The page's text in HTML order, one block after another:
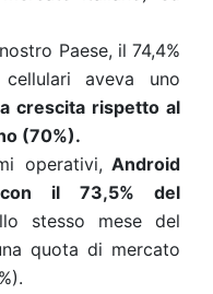
Paese, il 74,4%
aveva uno
crescita rispetto al
(70%).
operativi, Android
con il 73,5% del
stesso mese del
quota di mercato